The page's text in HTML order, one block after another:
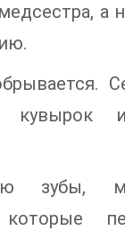
а
зубы,
которые